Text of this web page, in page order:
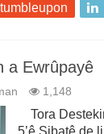
a Ewrûpayê
1,148
Tora